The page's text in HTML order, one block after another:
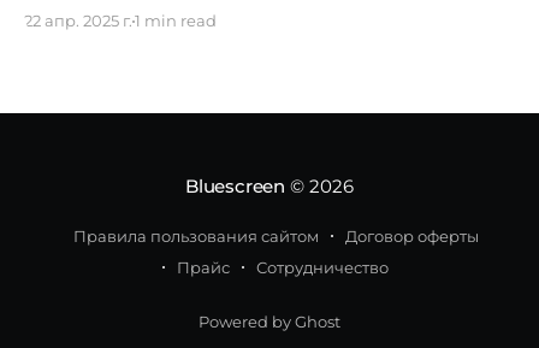
таможенного досмотра транспортного
контрольных марок. По вышеуказанным фактам
судебные органы города Алматы
22 апр. 2025 г.1 min read
Bluescreen © 2026
Правила пользования сайтом
Договор оферты
Прайс
Сотрудничество
Powered by Ghost